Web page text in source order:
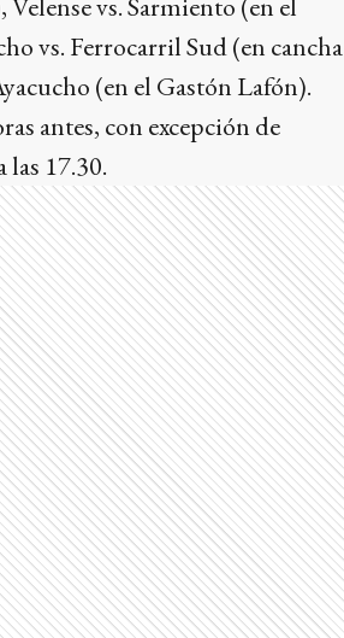
vs. Ferrocarril Sud (en cancha
(en el Gastón Lafón).
antes, con excepción de
17.30.